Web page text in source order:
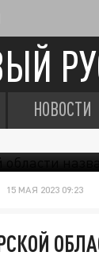
НОВОСТИ
15 МАЯ 2023 09:23